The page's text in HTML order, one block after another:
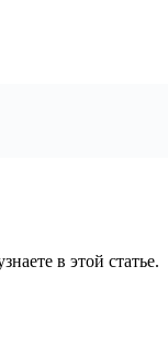
в этой статье.